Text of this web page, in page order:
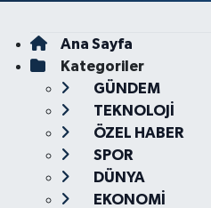
Ana Sayfa
Kategoriler
GÜNDEM
TEKNOLOJİ
ÖZEL HABER
SPOR
DÜNYA
EKONOMİ